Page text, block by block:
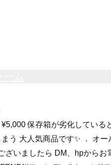
保存箱が劣化してい
う 大人気商品です✨ ． オ
ざいましたら DM、hpから